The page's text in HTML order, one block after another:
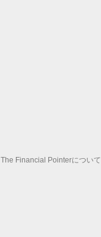
The Financial Pointerについて